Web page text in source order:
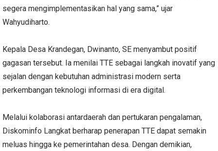
segera mengimplementasikan hal yang sama,” ujar
Wahyudiharto.
Kepala Desa Krandegan, Dwinanto, SE menyambut positif
gagasan tersebut. Ia menilai TTE sebagai langkah inovatif yang
sejalan dengan kebutuhan administrasi modern serta
perkembangan teknologi informasi di era digital.
Melalui kolaborasi antardaerah dan pertukaran pengalaman,
Diskominfo Langkat berharap penerapan TTE dapat semakin
meluas hingga ke pemerintahan desa. Dengan demikian,